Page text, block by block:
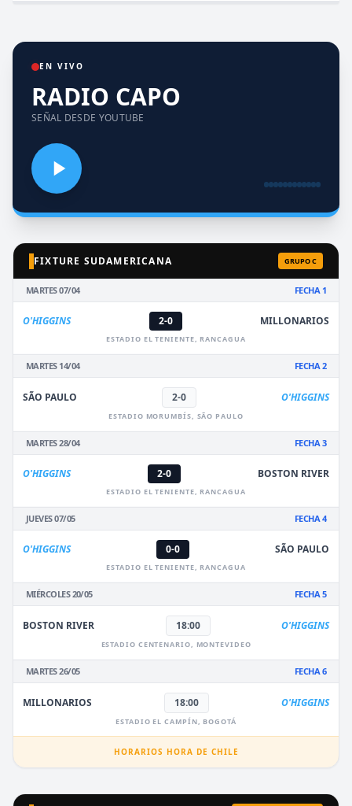
EN VIVO
RADIO CAPO
SEÑAL DESDE YOUTUBE
FIXTURE SUDAMERICANA GRUPO C
MARTES 07/04 FECHA 1
O'HIGGINS 2-0 MILLONARIOS
ESTADIO EL TENIENTE, RANCAGUA
MARTES 14/04 FECHA 2
SÃO PAULO 2-0 O'HIGGINS
ESTADIO MORUMBÍS, SÃO PAULO
MARTES 28/04 FECHA 3
O'HIGGINS 2-0 BOSTON RIVER
ESTADIO EL TENIENTE, RANCAGUA
JUEVES 07/05 FECHA 4
O'HIGGINS 0-0 SÃO PAULO
ESTADIO EL TENIENTE, RANCAGUA
MIÉRCOLES 20/05 FECHA 5
BOSTON RIVER 18:00 O'HIGGINS
ESTADIO CENTENARIO, MONTEVIDEO
MARTES 26/05 FECHA 6
MILLONARIOS 18:00 O'HIGGINS
ESTADIO EL CAMPÍN, BOGOTÁ
HORARIOS HORA DE CHILE